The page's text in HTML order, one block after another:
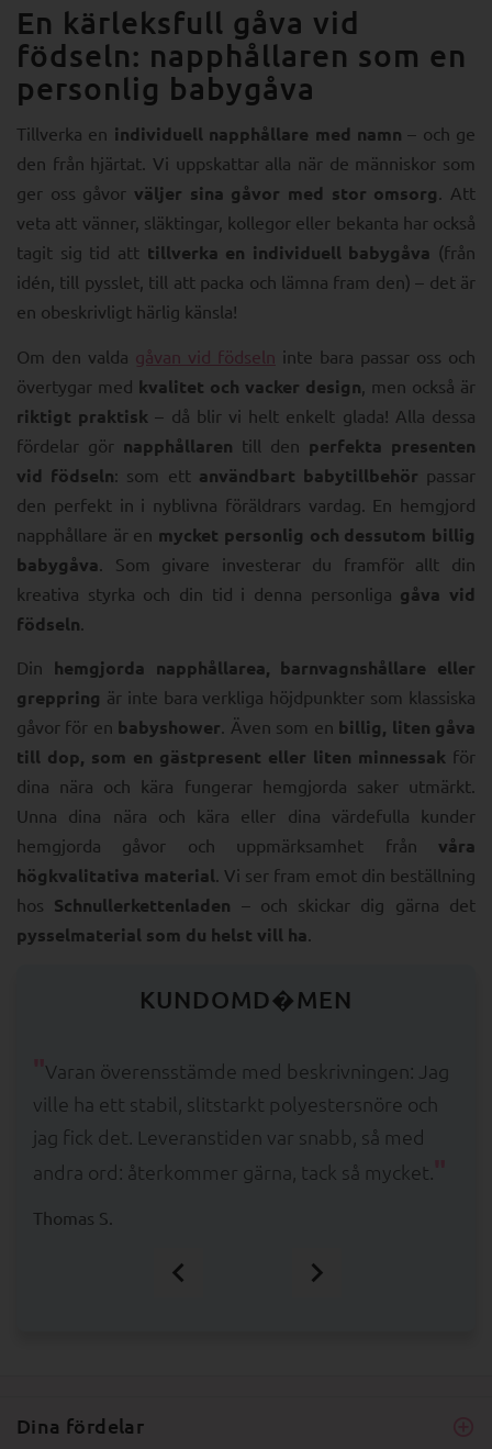
En kärleksfull gåva vid
födseln: napphållaren som en
personlig babygåva
Tillverka en individuell napphållare med namn – och ge
den från hjärtat. Vi uppskattar alla när de människor som
ger oss gåvor väljer sina gåvor med stor omsorg. Att
veta att vänner, släktingar, kollegor eller bekanta har också
tagit sig tid att tillverka en individuell babygåva (från
idén, till pysslet, till att packa och lämna fram den) – det är
en obeskrivligt härlig känsla!
Om den valda gåvan vid födseln inte bara passar oss och
övertygar med kvalitet och vacker design , men också är
riktigt praktisk – då blir vi helt enkelt glada! Alla dessa
fördelar gör napphållaren till den perfekta presenten
vid födseln: som ett användbart babytillbehör passar
den perfekt in i nyblivna föräldrars vardag. En hemgjord
napphållare är en mycket personlig och dessutom billig
babygåva . Som givare investerar du framför allt din
kreativa styrka och din tid i denna personliga gåva vid
födseln
Din hemgjorda napphållarea, barnvagnshållare eller
greppring är inte bara verkliga höjdpunkter som klassiska
gåvor för en babyshower. Även som en billig, liten gåva
till dop, som en gästpresent eller liten minnessak för
dina nära och kära fungerar hemgjorda saker utmärkt.
Unna dina nära och kära eller dina värdefulla kunder
hemgjorda gåvor och uppmärksamhet från våra
högkvalitativa material. Vi ser fram emot din beställning
hos Schnullerkettenladen – och skickar dig gärna det
pysselmaterial som du helst vill ha.
KUNDOMD�MEN
Varan överensstämde med beskrivningen: Jag
ville ha ett stabil, slitstarkt polyestersnöre och
jag fick det. Leveranstiden var snabb, så med
andra ord: återkommer gärna, tack så mycket.
Thomas S.
Dina fördelar